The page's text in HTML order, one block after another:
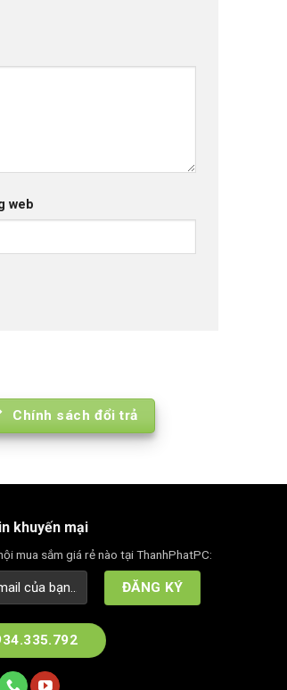
web
Chính sách đổi trả
khuyến mại
mua sắm giá rẻ nào tại ThanhPhatPC: